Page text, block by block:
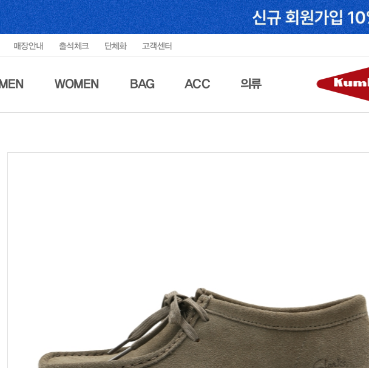
매장안내 출석체크 단체화 고객센터
MEN WOMEN BAG ACC 의류